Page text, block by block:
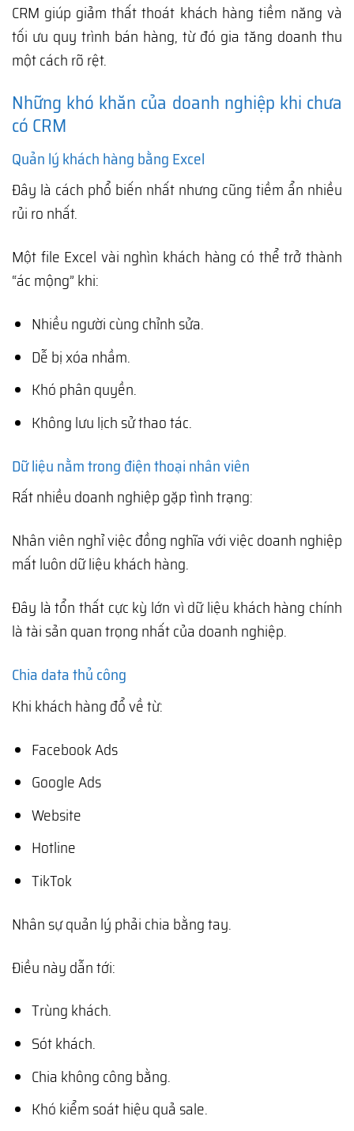
CRM giúp giảm thất thoát khách hàng tiềm năng và
tối ưu quy trình bán hàng, từ đó gia tăng doanh thu
một cách rõ rệt.
Những khó khăn của doanh nghiệp khi chưa
có CRM
Quản lý khách hàng bằng Excel
Đây là cách phổ biến nhất nhưng cũng tiềm ẩn nhiều
rủi ro nhất.
Một file Excel vài nghìn khách hàng có thể trở thành
“ác mộng” khi:
Nhiều người cùng chỉnh sửa.
Dễ bị xóa nhầm.
Khó phân quyền.
Không lưu lịch sử thao tác.
Dữ liệu nằm trong điện thoại nhân viên
Rất nhiều doanh nghiệp gặp tình trạng:
Nhân viên nghỉ việc đồng nghĩa với việc doanh nghiệp
mất luôn dữ liệu khách hàng.
Đây là tổn thất cực kỳ lớn vì dữ liệu khách hàng chính
là tài sản quan trọng nhất của doanh nghiệp.
Chia data thủ công
Khi khách hàng đổ về từ:
Facebook Ads
Google Ads
Website
Hotline
TikTok
Nhân sự quản lý phải chia bằng tay.
Điều này dẫn tới:
Trùng khách.
Sót khách.
Chia không công bằng.
Khó kiểm soát hiệu quả sale.